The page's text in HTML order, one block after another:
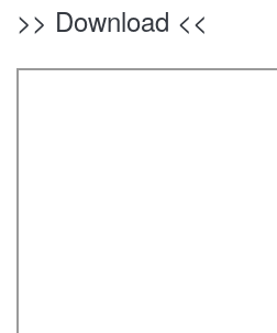
>> Download <<